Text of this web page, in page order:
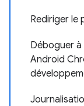
Rediriger le
Déboguer
Android